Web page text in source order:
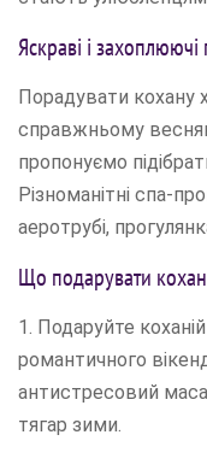
Яскраві і
Порадувати кохану
справжньому
пропонуємо
Різноманітні спа-
аеротрубі,
Що подарувати
1. Подаруйте
романтичного
антистресовий
тягар зими.